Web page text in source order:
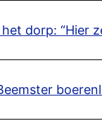
dorp: “Hier